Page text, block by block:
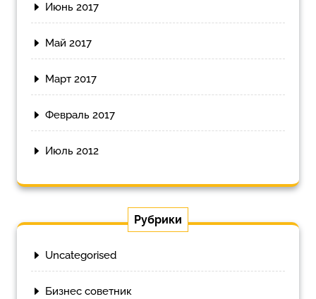
Июнь 2017
Май 2017
Март 2017
Февраль 2017
Июль 2012
Рубрики
Uncategorised
Бизнес советник